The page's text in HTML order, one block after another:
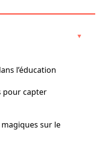
l’éducation
pour capter
sur le